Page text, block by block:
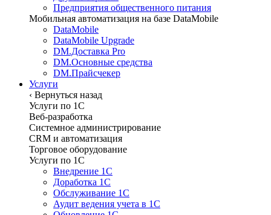
Предприятия общественного питания
Мобильная автоматизация на базе DataMobile
DataMobile
DataMobile Upgrade
DM.Доставка Pro
DM.Основные средства
DM.Прайсчекер
Услуги
‹ Вернуться назад
Услуги по 1С
Веб-разработка
Системное администрирование
CRM и автоматизация
Торговое оборудование
Услуги по 1С
Внедрение 1С
Доработка 1С
Обслуживание 1С
Аудит ведения учета в 1С